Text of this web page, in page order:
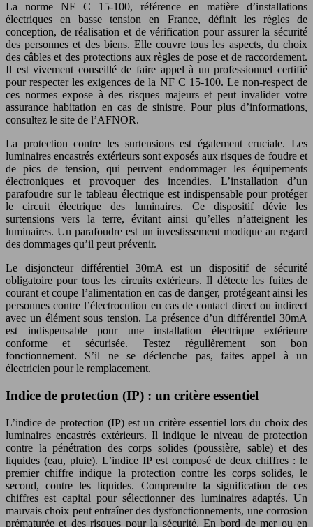
La norme NF C 15-100, référence en matière d’installations
électriques en basse tension en France, définit les règles de
conception, de réalisation et de vérification pour assurer la sécurité
des personnes et des biens. Elle couvre tous les aspects, du choix
des câbles et des protections aux règles de pose et de raccordement.
Il est vivement conseillé de faire appel à un professionnel certifié
pour respecter les exigences de la NF C 15-100. Le non-respect de
ces normes expose à des risques majeurs et peut invalider votre
assurance habitation en cas de sinistre. Pour plus d’informations,
consultez le site de l’AFNOR.
La protection contre les surtensions est également cruciale. Les
luminaires encastrés extérieurs sont exposés aux risques de foudre et
de pics de tension, qui peuvent endommager les équipements
électroniques et provoquer des incendies. L’installation d’un
parafoudre sur le tableau électrique est indispensable pour protéger
le circuit électrique des luminaires. Ce dispositif dévie les
surtensions vers la terre, évitant ainsi qu’elles n’atteignent les
luminaires. Un parafoudre est un investissement modique au regard
des dommages qu’il peut prévenir.
Le disjoncteur différentiel 30mA est un dispositif de sécurité
obligatoire pour tous les circuits extérieurs. Il détecte les fuites de
courant et coupe l’alimentation en cas de danger, protégeant ainsi les
personnes contre l’électrocution en cas de contact direct ou indirect
avec un élément sous tension. La présence d’un différentiel 30mA
est indispensable pour une installation électrique extérieure
conforme et sécurisée. Testez régulièrement son bon
fonctionnement. S’il ne se déclenche pas, faites appel à un
électricien pour le remplacement.
Indice de protection (IP) : un critère essentiel
L’indice de protection (IP) est un critère essentiel lors du choix des
luminaires encastrés extérieurs. Il indique le niveau de protection
contre la pénétration des corps solides (poussière, sable) et des
liquides (eau, pluie). L’indice IP est composé de deux chiffres : le
premier chiffre indique la protection contre les corps solides, le
second, contre les liquides. Comprendre la signification de ces
chiffres est capital pour sélectionner des luminaires adaptés. Un
mauvais choix peut entraîner des dysfonctionnements, une corrosion
prématurée et des risques pour la sécurité. En bord de mer ou en